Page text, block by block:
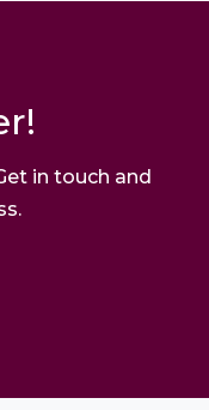
in touch and